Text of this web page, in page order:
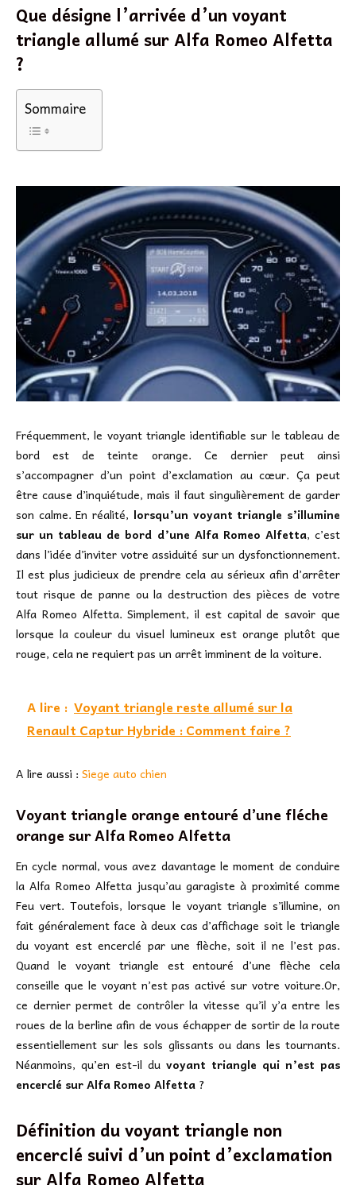
Que désigne l’arrivée d’un voyant
triangle allumé sur Alfa Romeo Alfetta
?
Sommaire
Fréquemment, le voyant triangle identifiable sur le tableau de
bord est de teinte orange. Ce dernier peut ainsi
s’accompagner d’un point d’exclamation au cœur. Ça peut
être cause d’inquiétude, mais il faut singulièrement de garder
son calme. En réalité, lorsqu’un voyant triangle s’illumine
sur un tableau de bord d’une Alfa Romeo Alfetta, c’est
dans l’idée d’inviter votre assiduité sur un dysfonctionnement.
Il est plus judicieux de prendre cela au sérieux afin d’arrêter
tout risque de panne ou la destruction des pièces de votre
Alfa Romeo Alfetta. Simplement, il est capital de savoir que
lorsque la couleur du visuel lumineux est orange plutôt que
rouge, cela ne requiert pas un arrêt imminent de la voiture.
A lire : Voyant triangle reste allumé sur la
Renault Captur Hybride : Comment faire ?
A lire aussi : Siege auto chien
Voyant triangle orange entouré d’une fléche
orange sur Alfa Romeo Alfetta
En cycle normal, vous avez davantage le moment de conduire
la Alfa Romeo Alfetta jusqu’au garagiste à proximité comme
Feu vert. Toutefois, lorsque le voyant triangle s’illumine, on
fait généralement face à deux cas d’affichage soit le triangle
du voyant est encerclé par une flèche, soit il ne l’est pas.
Quand le voyant triangle est entouré d’une flèche cela
conseille que le voyant n’est pas activé sur votre voiture.Or,
ce dernier permet de contrôler la vitesse qu’il y’a entre les
roues de la berline afin de vous échapper de sortir de la route
essentiellement sur les sols glissants ou dans les tournants.
Néanmoins, qu’en est-il du voyant triangle qui n’est pas
encerclé sur Alfa Romeo Alfetta ?
Définition du voyant triangle non
encerclé suivi d’un point d’exclamation
sur Alfa Romeo Alfetta